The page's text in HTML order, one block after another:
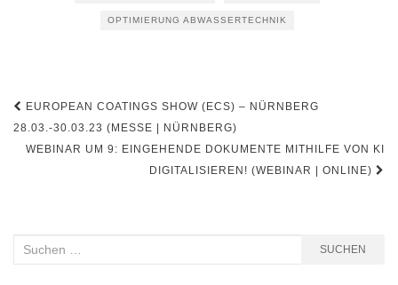
OPTIMIERUNG ABWASSERTECHNIK
Beitragsnavigation
EUROPEAN COATINGS SHOW (ECS) – NÜRNBERG
28.03.-30.03.23 (MESSE | NÜRNBERG)
WEBINAR UM 9: EINGEHENDE DOKUMENTE MITHILFE VON KI
DIGITALISIEREN! (WEBINAR | ONLINE)
Suchen
SUCHEN